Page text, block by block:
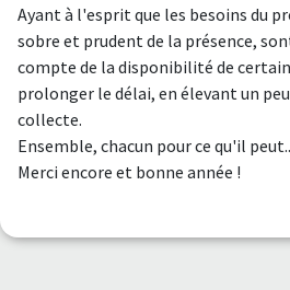
Ayant à l'esprit que les besoins du
sobre et prudent de la présence,
compte de la disponibilité de
prolonger le délai, en élevant un
collecte.
Ensemble, chacun pour ce qu'il
Merci encore et bonne année !